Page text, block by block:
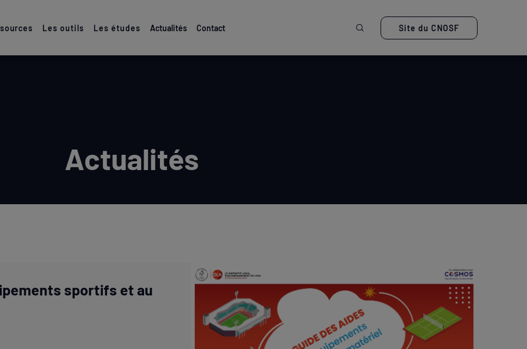
Les outils Les études Actualités Contact Ouvrir la recherche
Site du CNOSF
Actualités
sportifs et au